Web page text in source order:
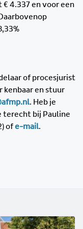
4.337 en voor een
of procesjurist
kenbaar en stuur
. Heb je
terecht bij Pauline
ofe-mail.